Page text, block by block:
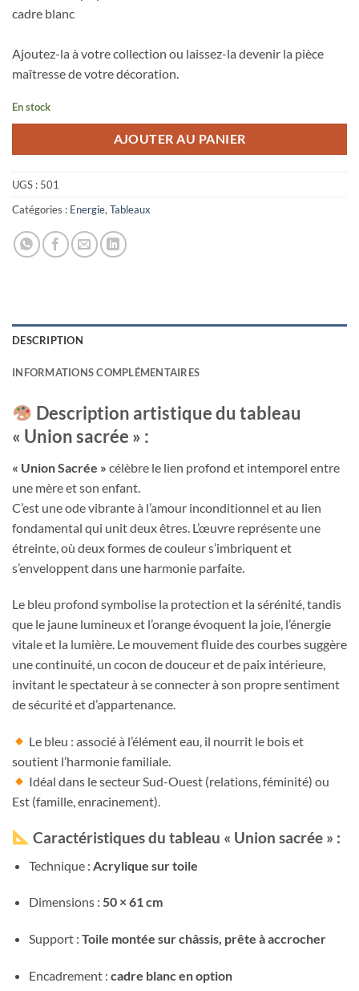
cadre blanc
Ajoutez-la à votre collection ou laissez-la devenir la pièce
maîtresse de votre décoration.
En stock
AJOUTER AU PANIER
UGS : 501
Catégories : Energie, Tableaux
DESCRIPTION
INFORMATIONS COMPLÉMENTAIRES
Description artistique du tableau
« Union sacrée » :
« Union Sacrée » célèbre le lien profond et intemporel entre
une mère et son enfant.
C’est une ode vibrante à l’amour inconditionnel et au lien
fondamental qui unit deux êtres. L’œuvre représente une
étreinte, où deux formes de couleur s’imbriquent et
s’enveloppent dans une harmonie parfaite.
Le bleu profond symbolise la protection et la sérénité, tandis
que le jaune lumineux et l’orange évoquent la joie, l’énergie
vitale et la lumière. Le mouvement fluide des courbes suggère
une continuité, un cocon de douceur et de paix intérieure,
invitant le spectateur à se connecter à son propre sentiment
de sécurité et d’appartenance.
Le bleu : associé à l’élément eau, il nourrit le bois et
soutient l’harmonie familiale.
Idéal dans le secteur Sud-Ouest (relations, féminité) ou
Est (famille, enracinement).
Caractéristiques du tableau « Union sacrée » :
Technique : Acrylique sur toile
Dimensions : 50 × 61 cm
Support : Toile montée sur châssis, prête à accrocher
Encadrement : cadre blanc en option